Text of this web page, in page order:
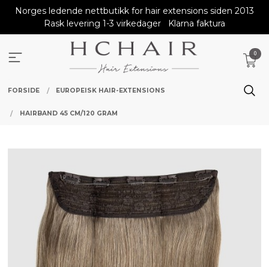
Norges ledende nettbutikk for hair extensions siden 2013
Rask levering 1-3 virkedager
Klarna faktura
0
FORSIDE EUROPEISK HAIR-EXTENSIONS
HAIRBAND 45 CM/120 GRAM